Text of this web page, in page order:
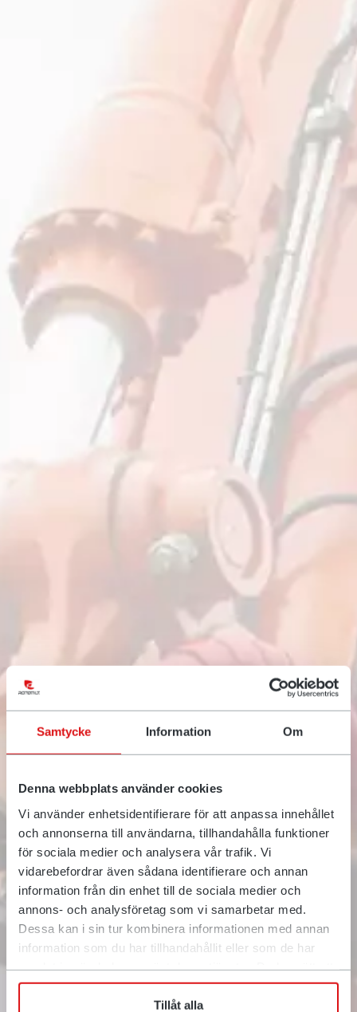
Samtycke Information Om
Denna webbplats använder cookies
Vi använder enhetsidentifierare för att anpassa innehållet
och annonserna till användarna, tillhandahålla funktioner
för sociala medier och analysera vår trafik. Vi
vidarebefordrar även sådana identifierare och annan
information från din enhet till de sociala medier och
annons- och analysföretag som vi samarbetar med.
Dessa kan i sin tur kombinera informationen med annan
information som du har tillhandahållit eller som de har
när som helst återkalla ditt lämnade samtycke.
Tillåt alla
De rette forudsætninger for
et bedre resultat
Rototilt® forvandler gravemaskiner til effektive
redskabsbærere via en voksende kæde af
hurtigskifter, tiltrotatorer, styresystemer,
redskaber og smarte løsninger, der starter med,
at du sidder i førerhuset. Gravemaskinen har
kraften, du har viden, og med vores værktøjer
kan du arbejde med større effektivitet,
smidighed og præcision end nogensinde før. Det
betyder, at du kan påtage dig flere typer
opgaver med de rette forudsætninger for en
sikker og produktiv hverdag – og et bedre